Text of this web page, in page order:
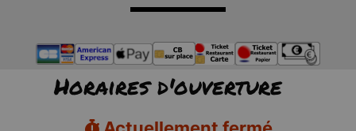
Horaires d'ouverture